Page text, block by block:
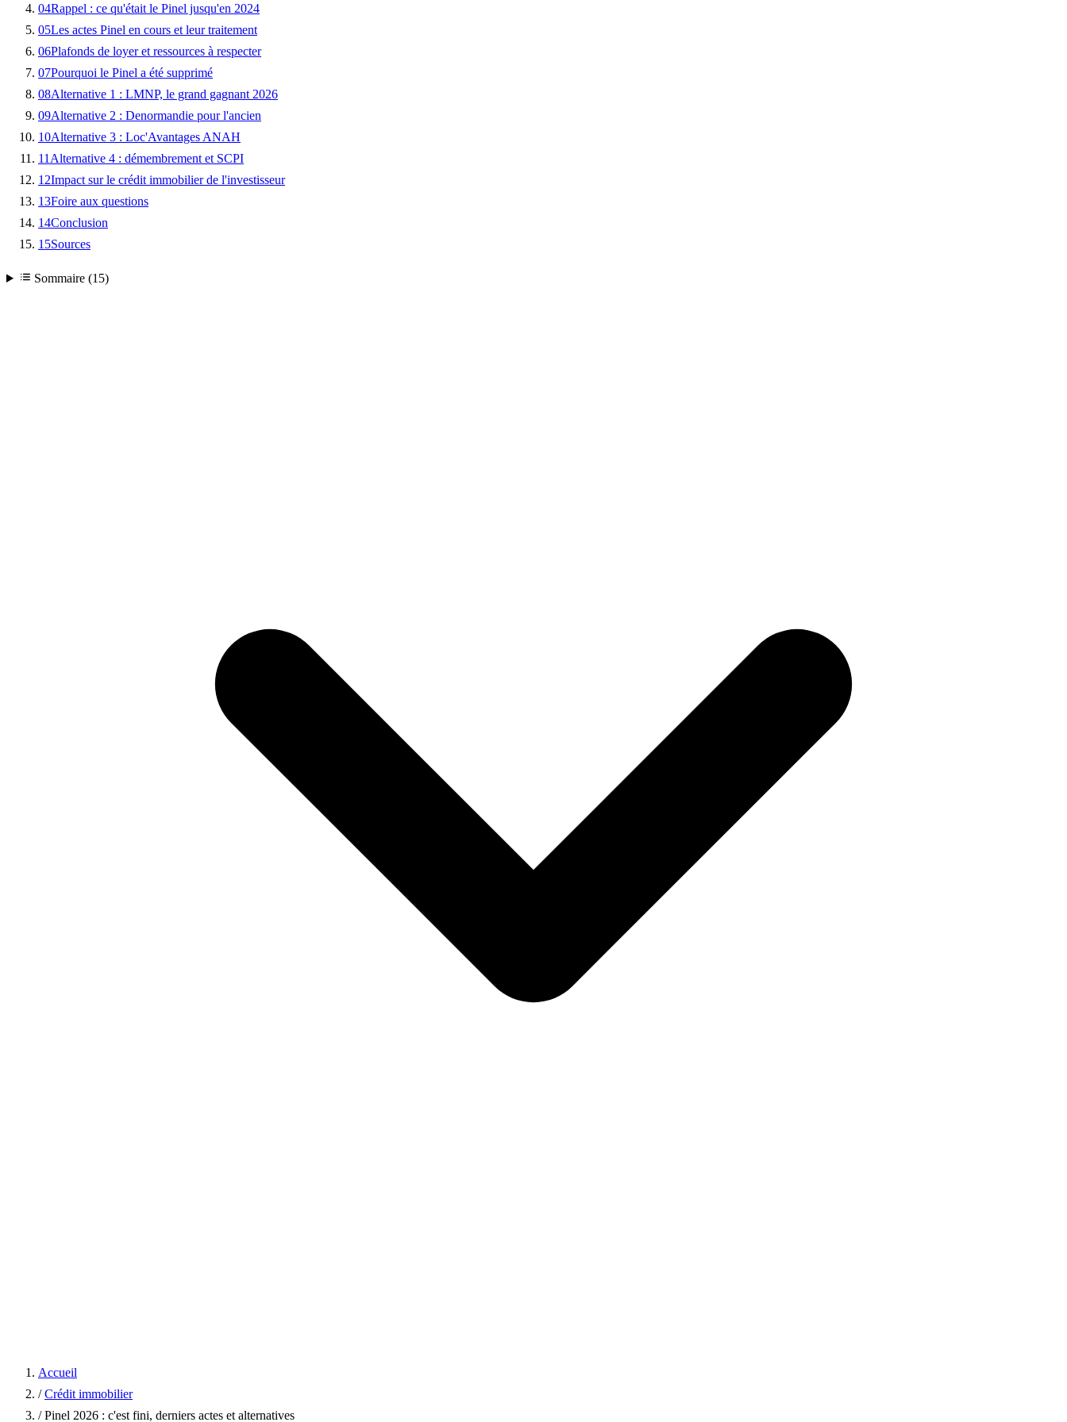
04Rappel : ce qu'était le Pinel jusqu'en 2024
05Les actes Pinel en cours et leur traitement
06Plafonds de loyer et ressources à respecter
07Pourquoi le Pinel a été supprimé
08Alternative 1 : LMNP, le grand gagnant 2026
09Alternative 2 : Denormandie pour l'ancien
10Alternative 3 : Loc'Avantages ANAH
11 Alternative 4 : démembrement et SCPI
12Impact sur le crédit immobilier de l'investisseur
13Foire aux questions
14Conclusion
15Sources
Sommaire (15)
Accueil
/ Crédit immobilier
/ Pinel 2026 : c'est fini, derniers actes et alternatives